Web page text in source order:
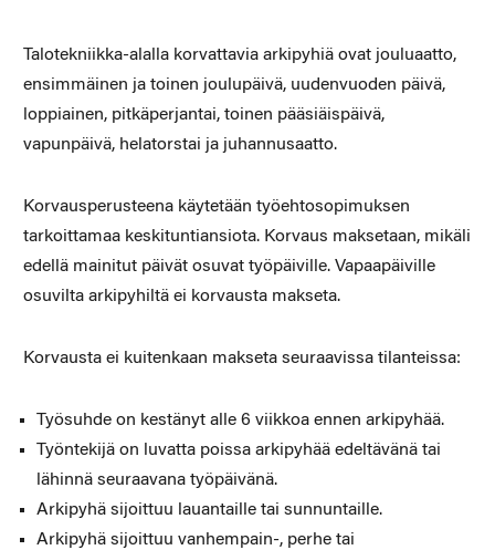
Talotekniikka-alalla korvattavia arkipyhiä ovat jouluaatto,
ensimmäinen ja toinen joulupäivä, uudenvuoden päivä,
loppiainen, pitkäperjantai, toinen pääsiäispäivä,
vapunpäivä, helatorstai ja juhannusaatto.
Korvausperusteena käytetään työehtosopimuksen
tarkoittamaa keskituntiansiota. Korvaus maksetaan, mikäli
edellä mainitut päivät osuvat työpäiville. Vapaapäiville
osuvilta arkipyhiltä ei korvausta makseta.
Korvausta ei kuitenkaan makseta seuraavissa tilanteissa:
Työsuhde on kestänyt alle 6 viikkoa ennen arkipyhää.
Työntekijä on luvatta poissa arkipyhää edeltävänä tai
lähinnä seuraavana työpäivänä.
Arkipyhä sijoittuu lauantaille tai sunnuntaille.
Arkipyhä sijoittuu vanhempain-, perhe tai